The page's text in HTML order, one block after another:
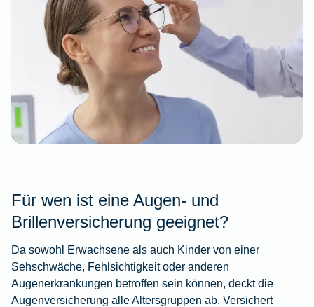
Für wen ist eine Augen- und
Brillenversicherung geeignet?
Da sowohl Erwachsene als auch Kinder von einer
Sehschwäche, Fehlsichtigkeit oder anderen
Augenerkrankungen betroffen sein können, deckt die
Augenversicherung alle Altersgruppen ab. Versichert